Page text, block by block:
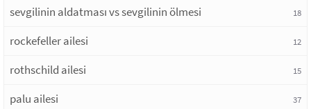
sevgilinin aldatması vs sevgilinin ölmesi 18
rockefeller ailesi 12
rothschild ailesi 15
palu ailesi 37